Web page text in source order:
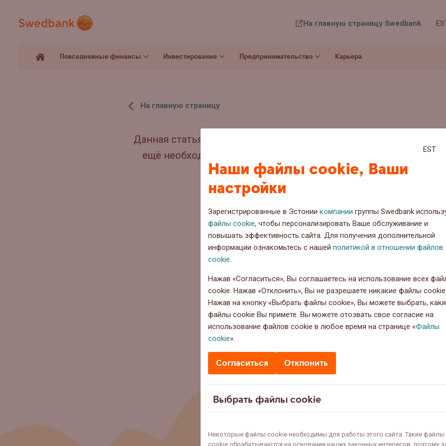
EST
Наши файлы cookie, Ваши
настройки
Зарегистрированные в Эстониикомпании группы Swedbank
файлы cookie, чтобы персонализировать Ваше обслуживание и
повышать эффективность сайта. Для получения дополнительной
информации ознакомьтесь с нашейполитикой в отношении файлов
cookie.
Нажав «Согласиться», Вы соглашаетесь на использование всех
cookie. Нажав «Отклонить», Вы не разрешаете никакие файлы cookie.
Нажав на кнопку «Выбрать файлы cookie», Вы можете выбрать,
файлы cookie Вы примете. Вы можете отозвать свое согласие на
использование файлов cookie в любое время на странице «Файлы
cookie».
Согласиться Отклонить
Выбрать файлы cookie
Некоторые файлы cookie необходимы для работы этого сайта. Такие файлы
cookie обрабатываются на основании наших законных интересов, поэтому
На главную страницу Swedbank
Повседневные финансы Инвестирование Предпринимательство Карьера
На главную страницу
Данная статья архивирована. Если вам по какой-либо причине
ещё необходима, пожалуйста, свяжитесь с нами по адресу